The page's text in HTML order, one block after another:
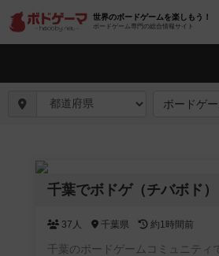
世界のボードゲームを楽しもう！
ボードゲーム専門の総合情報サイト
ボードゲ
千葉でボドゲ（チバボド）
37人 千葉県 約1時間前
千葉のボードゲームコミュニティ